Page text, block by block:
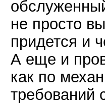
не просто
придется и
А еще и
как по
требований